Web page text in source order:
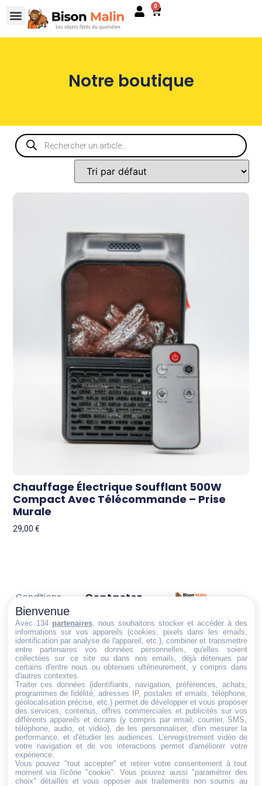
0
Notre boutique
Chauffage Électrique Soufflant 500W
Compact Avec Télécommande – Prise
Murale
29,00€
Trouvez ce qu'il vous faut,
au bon endroit
Conditions
générales
de vente
Politique de
cookies
Politique de
confidentialité
Mentions
légales
Conditions de
retour et de
remboursement
Droit de
rétractation
Contactez-
Email:
dt@sasbms.fr
Bienvenue
Avec 134 partenaires, nous souhaitons stocker et accéder à des
informations sur vos appareils (cookies, pixels dans les emails,
identification par analyse de l'appareil, etc.), combiner et transmettre
entre partenaires vos données personnelles, qu'elles soient
collectées sur ce site ou dans nos emails, déjà détenues par
certains d'entre nous ou obtenues ultérieurement, y compris dans
d'autres contextes.
Traiter ces données (identifiants, navigation, préférences, achats,
programmes de fidélité, adresses IP, postales et emails, téléphone,
géolocalisation précise, etc.) permet de développer et vous proposer
des services, contenus, offres commerciales et publicités sur vos
différents appareils et écrans (y compris par email, courrier, SMS,
téléphone, audio, et vidéo), de les personnaliser, d'en mesurer la
performance, et d'étudier les audiences. L'enregistrement vidéo de
votre navigation et de vos interactions permet d'améliorer votre
expérience.
Vous pouvez "tout accepter" et retirer votre consentement à tout
moment via l'icône "cookie" . Vous pouvez aussi "paramétrer des
choix" détaillés et vous opposer aux traitements non soumis au